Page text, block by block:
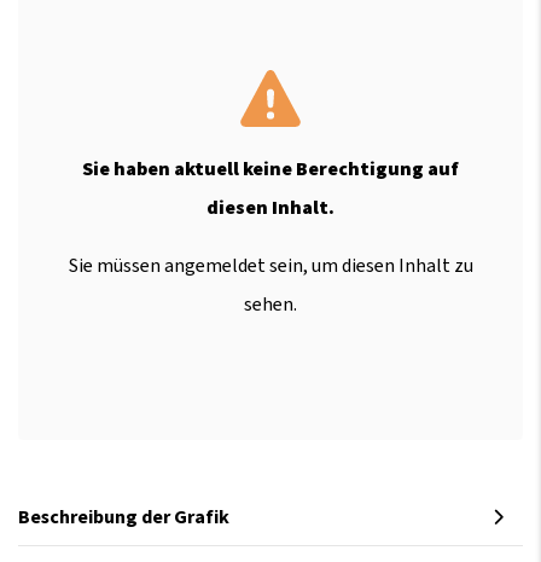
Sie haben aktuell keine Berechtigung auf
diesen Inhalt.
Sie müssen angemeldet sein, um diesen Inhalt zu
sehen.
Beschreibung der Grafik